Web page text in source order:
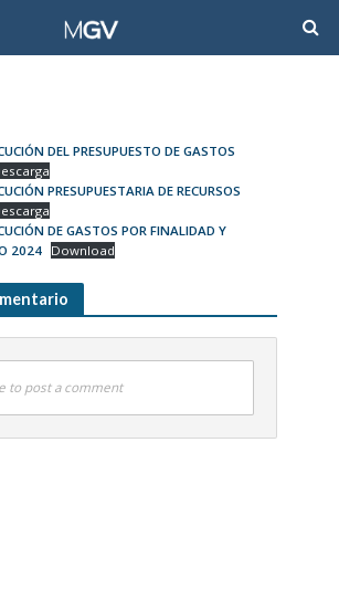
DEL PRESUPUESTO DE GASTOS
PRESUPUESTARIA DE RECURSOS
DE GASTOS POR FINALIDAD Y
2024
Download
to post a comment